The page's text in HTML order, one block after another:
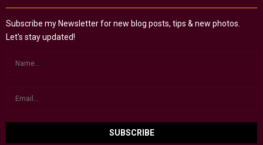
Subscribe my Newsletter for new blog posts, tips & new photos.
Let's stay updated!